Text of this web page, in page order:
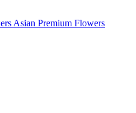
Asian Premium Flowers